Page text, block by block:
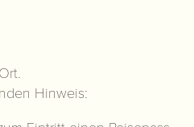
Hinweis: